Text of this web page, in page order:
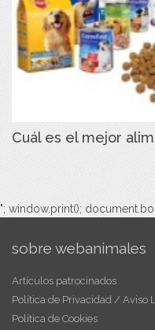
Cuál es el mejor
"; window.print();
sobre webanimales
Artículos patrocinados
Política de Privacidad / Aviso
Política de Cookies